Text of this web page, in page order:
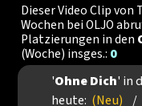
Dieser Video Clip von
Wochen bei OLJO
Platzierungen in den
(Woche) insges.: 0
'Ohne Dich' in
heute: (Neu) /